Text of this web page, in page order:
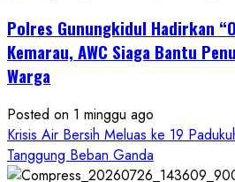
Masuk
Kerja
Seret
Oknum
Wartawan
Polres Gunungkidul Hadirkan
Kemarau, AWC Siaga Bantu
Warga
Posted on 1 minggu ago
Krisis Air Bersih Meluas ke 19
Tanggung Beban Ganda